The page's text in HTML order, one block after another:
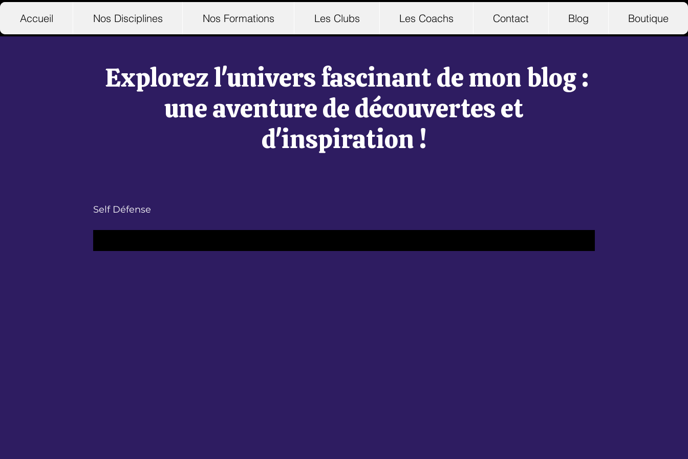
Accueil Nos Disciplines Nos Formations Les Clubs Les Coachs Contact Blog Boutique
Explorez l'univers fascinant de mon blog :
une aventure de découvertes et
d'inspiration !
Self Défense